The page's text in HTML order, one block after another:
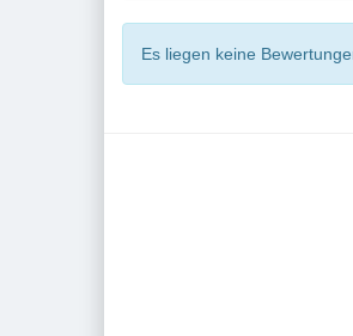
Es liegen keine